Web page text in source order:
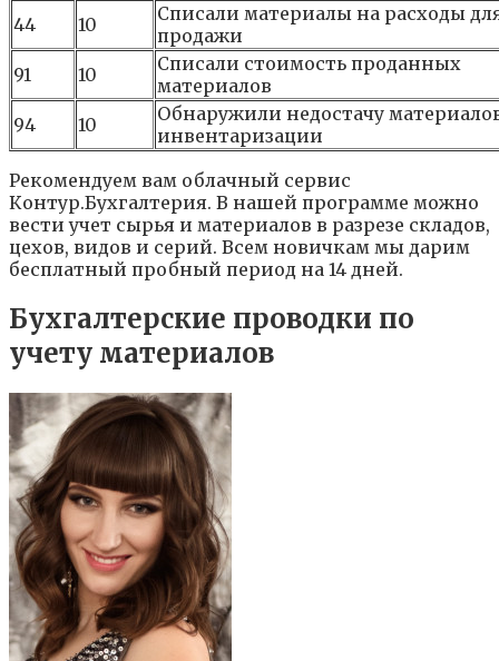
44
10
Списали материалы на расходы
продажи
91
10
Списали стоимость проданных
материалов
94
10
Обнаружили недостачу
инвентаризации
Рекомендуем вам облачный сервис
Контур.Бухгалтерия. В нашей программе можно
вести учет сырья и материалов в разрезе складов,
цехов, видов и серий. Всем новичкам мы дарим
бесплатный пробный период на 14 дней.
Бухгалтерские проводки по
учету материалов